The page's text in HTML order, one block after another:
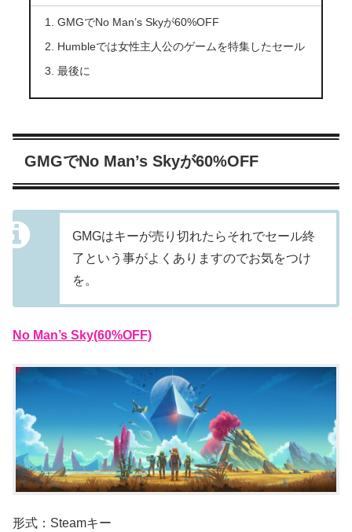
GMGでNo Man’s Skyが60%OFF
Humbleでは女性主人公のゲームを特集したセール
最後に
GMGでNo Man’s Skyが60%OFF
GMGはキーが売り切れたらそれでセール終
了という事がよくありますのでお気をつけ
を。
No Man’s Sky(60%OFF)
形式：Steamキー